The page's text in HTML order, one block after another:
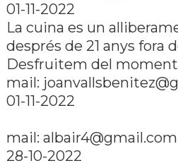
01-11-2022
La cuina es un
després de 21 anys fora
Desfruitem del
mail:
01-11-2022
mail: albair4@gmail.com
28-10-2022